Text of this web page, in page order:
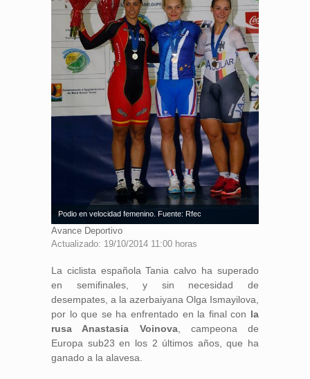
Podio en velocidad femenino. Fuente: Rfec
Avance Deportivo
Actualizado: 19/10/2014 11:00 horas
La ciclista española Tania calvo ha superado
en semifinales, y sin necesidad de
desempates, a la azerbaiyana Olga Ismayilova,
por lo que se ha enfrentado en la final con la
rusa Anastasia Voinova, campeona de
Europa sub23 en los 2 últimos años, que ha
ganado a la alavesa.